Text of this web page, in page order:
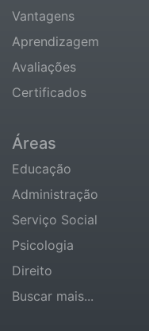
Vantagens
Aprendizagem
Avaliações
Certificados
Áreas
Educação
Administração
Serviço Social
Psicologia
Direito
Buscar mais...